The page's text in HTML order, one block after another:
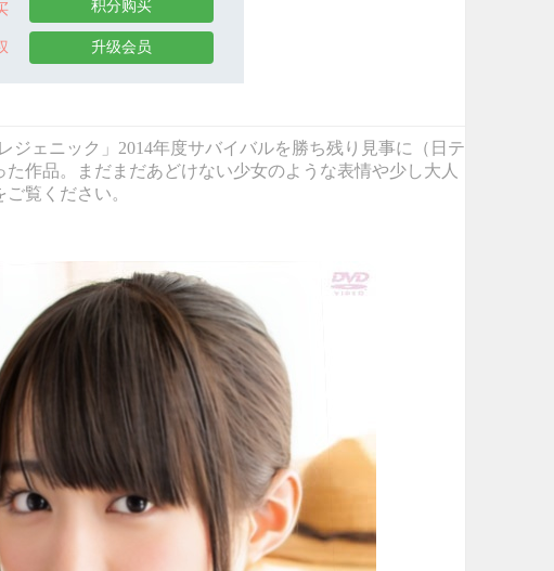
积分购买
升级会员
ジェニック」2014年度サバイバルを勝ち残り見事に（日テ
作品。まだまだあどけない少女のような表情や少し大人
覧ください。